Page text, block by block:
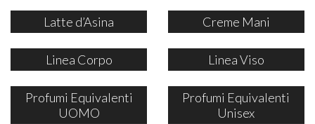
Latte d’Asina Creme Mani
Linea Corpo Linea Viso
Profumi Equivalenti
UOMO
Profumi Equivalenti
Unisex